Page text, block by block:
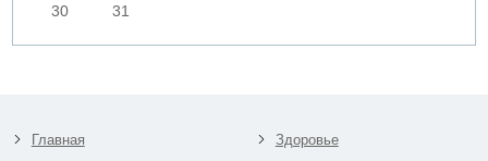
30
31
Главная
Здоровье